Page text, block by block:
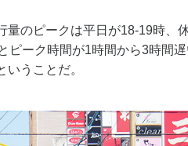
のピークは平日が18-19時、
ピーク時間が1時間から3時間
うことだ。